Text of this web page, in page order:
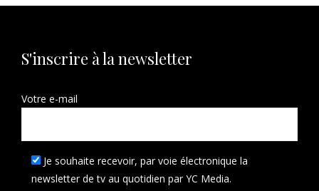
S'inscrire à la newsletter
Votre e-mail
Je souhaite recevoir, par voie électronique la
newsletter de tv au quotidien par YC Media.